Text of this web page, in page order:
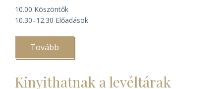
10.00 Köszöntők
10.30–12.30 Előadások
Tovább
domonkos
800
Kinyithatnak a levéltárak